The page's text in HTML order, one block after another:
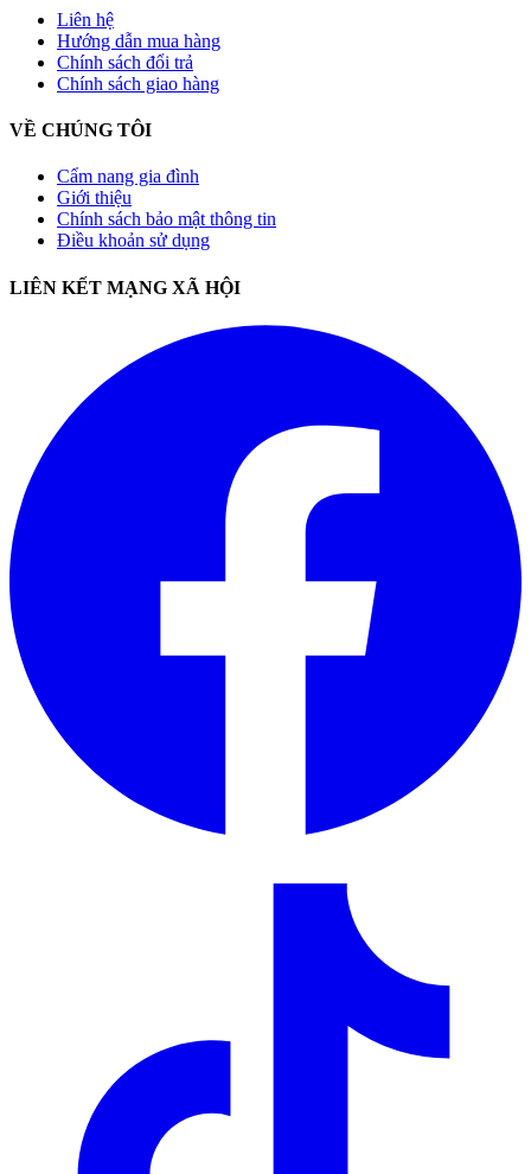
Liên hệ
Hướng dẫn mua hàng
Chính sách đổi trả
Chính sách giao hàng
VỀ CHÚNG TÔI
Cẩm nang gia đình
Giới thiệu
Chính sách bảo mật thông tin
Điều khoản sử dụng
LIÊN KẾT MẠNG XÃ HỘI